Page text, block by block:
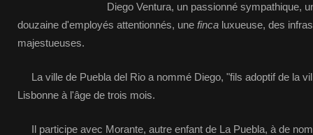
Diego Ventura, un passionné sympathique, une
douzaine d'employés attentionnés, une finca luxueuse, des
majestueuses.
La ville de Puebla del Rio a nommé Diego, "fils adoptif de la
Lisbonne à l'âge de trois mois.
Il participe avec Morante, autre enfant de La Puebla, à de